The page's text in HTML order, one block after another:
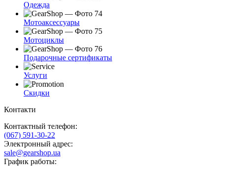
Одежда
Мотоаксессуары
Мотоциклы
Подарочные сертификаты
Услуги
Скидки
Контакти
Контактный телефон:
(067) 591-30-22
Электронный адрес:
sale@gearshop.ua
График работы: